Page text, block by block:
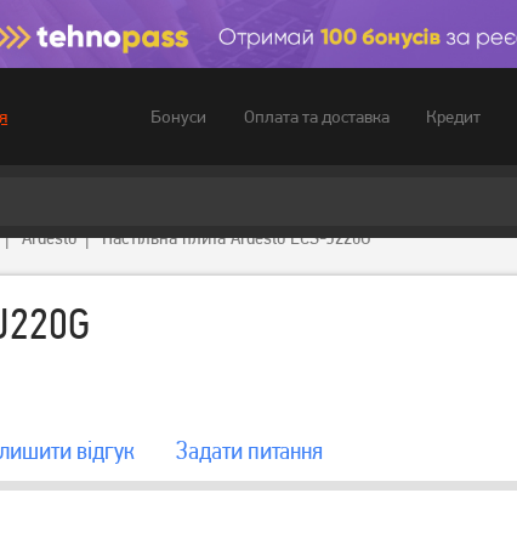
Бонуси Оплата та доставка Кредит
Ardesto Настільна плита Ardesto ECS-J220G
вiдгук Задати питання